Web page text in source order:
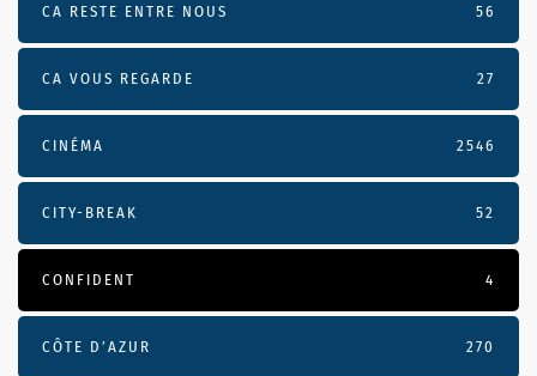
CA RESTE ENTRE NOUS 56
CA VOUS REGARDE 27
CINÉMA 2546
CITY-BREAK 52
CONFIDENT 4
CÔTE D’AZUR 270